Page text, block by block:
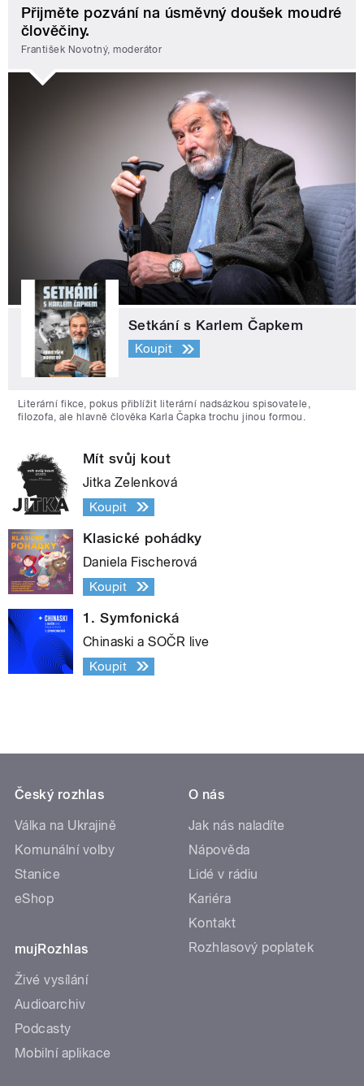
Přijměte pozvání na úsměvný doušek moudré
člověčiny.
František Novotný, moderátor
Setkání s Karlem Čapkem
Koupit
Literární fikce, pokus přiblížit literární nadsázkou spisovatele,
filozofa, ale hlavně člověka Karla Čapka trochu jinou formou.
Mít svůj kout
Jitka Zelenková
Koupit
Klasické pohádky
Daniela Fischerová
Koupit
1. Symfonická
Chinaski a SOČR live
Koupit
Český rozhlas
Válka na Ukrajině
Komunální volby
Stanice
eShop
mujRozhlas
Živé vysílání
Audioarchiv
Podcasty
Mobilní aplikace
O nás
Jak nás naladíte
Nápověda
Lidé v rádiu
Kariéra
Kontakt
Rozhlasový poplatek